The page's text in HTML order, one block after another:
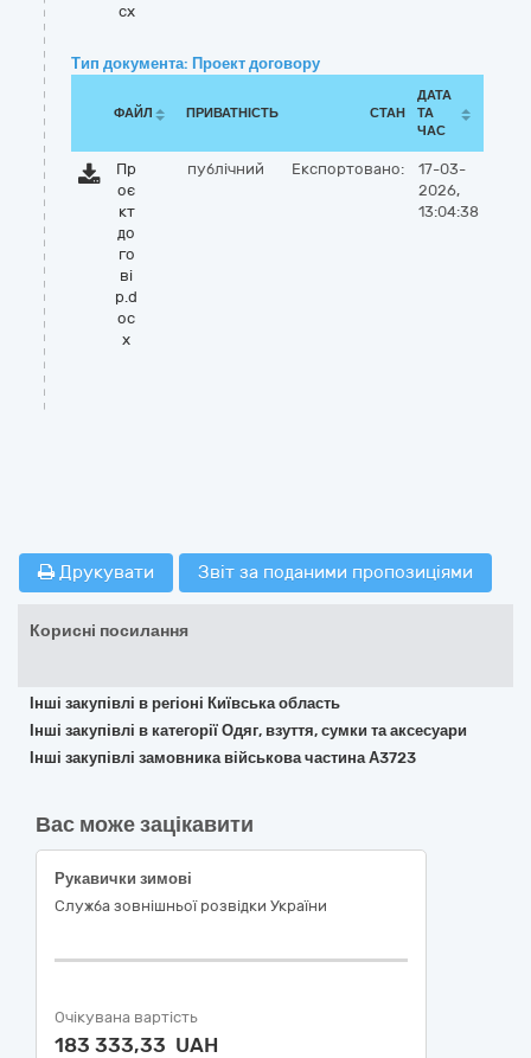
cx
Тип документа: Проект договору
ФАЙЛ ПРИВАТНІСТЬ СТАН
ДАТА
ТА
ЧАС
Пр
оє
кт
до
го
ві
р.d
oc
x
публічний Експортовано:
17-03-
2026,
13:04:38
Друкувати Звіт за поданими пропозиціями
Корисні посилання
Інші закупівлі в регіоні Київська область
Інші закупівлі в категорії Одяг, взуття, сумки та аксесуари
Інші закупівлі замовника військова частина А3723
Вас може зацікавити
Рукавички зимові
Служба зовнішньої розвідки України
Очікувана вартість
183 333,33 UAH